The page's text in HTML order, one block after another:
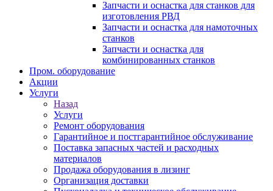
Запчасти и оснастка для станков для
изготовления РВД
Запчасти и оснастка для намоточных
станков
Запчасти и оснастка для
комбинированных станков
Пром. оборудование
Акции
Услуги
Назад
Услуги
Ремонт оборудования
Гарантийное и постгарантийное обслуживание
Поставка запасных частей и расходных
материалов
Продажа оборудования в лизинг
Организация доставки